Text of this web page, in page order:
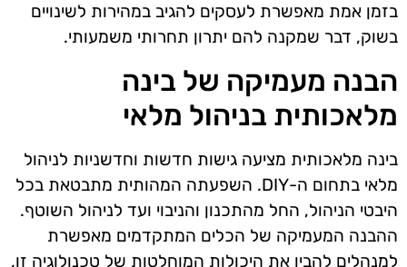
בזמן אמת מאפשרת לעסקים להגיב במהירות לשינויים
בשוק, דבר שמקנה להם יתרון תחרותי משמעותי.
הבנה מעמיקה של בינה
מלאכותית בניהול מלאי
בינה מלאכותית מציעה גישות חדשות וחדשניות לניהול
מלאי בתחום ה-DIY. השפעתה המהותית מתבטאת בכל
היבטי הניהול, החל מהתכנון והניבוי ועד לניהול השוטף.
ההבנה המעמיקה של הכלים המתקדמים מאפשרת
למנהלים להבין את היכולות המוחלטות של טכנולוגיה זו,